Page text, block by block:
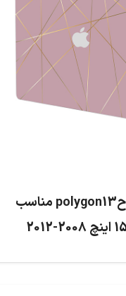
برچسب تزئینی طرحpolygon13 مناسب